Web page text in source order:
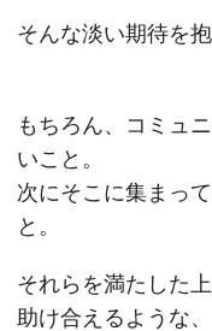
そんな淡い期待を抱
もちろん、コミュ
いこと。
次にそこに集まっ
と。
それらを満たした
助け合えるような、